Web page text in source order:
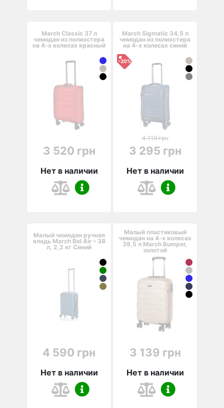
March Classic 37 л
чемодан из полиэстера
на 4-х колесах красный
3 520 грн
Нет в наличии
March Sigmatic 34,5 л
чемодан из полиэстера
на 4-х колесах синий
-20%
4 119 грн
3 295 грн
Нет в наличии
Малый чемодан ручная
кладь March Bel Air – 38
л, 2,2 кг Синий
4 590 грн
Нет в наличии
Малый пластиковый
чемодан на 4-х колесах
39,5 л March Bumper,
золотой
3 139 грн
Нет в наличии